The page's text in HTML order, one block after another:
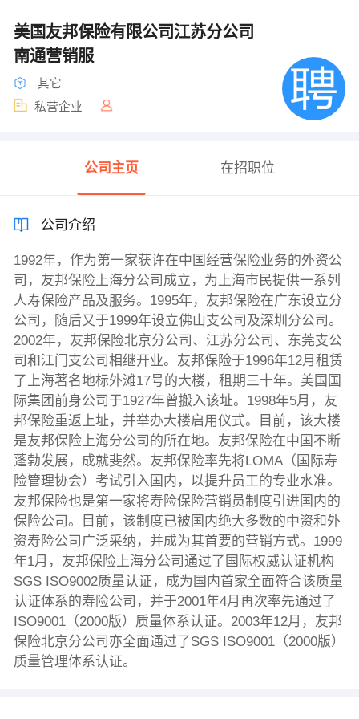
美国友邦保险有限公司江苏分公司
南通营销服
其它
私营企业
公司主页 在招职位
公司介绍
1992年，作为第一家获许在中国经营保险业务的外资公
司，友邦保险上海分公司成立，为上海市民提供一系列
人寿保险产品及服务。1995年，友邦保险在广东设立分
公司，随后又于1999年设立佛山支公司及深圳分公司。
2002年，友邦保险北京分公司、江苏分公司、东莞支公
司和江门支公司相继开业。友邦保险于1996年12月租赁
了上海著名地标外滩17号的大楼，租期三十年。美国国
际集团前身公司于1927年曾搬入该址。1998年5月，友
邦保险重返上址，并举办大楼启用仪式。目前，该大楼
是友邦保险上海分公司的所在地。友邦保险在中国不断
蓬勃发展，成就斐然。友邦保险率先将LOMA（国际寿
险管理协会）考试引入国内，以提升员工的专业水准。
友邦保险也是第一家将寿险保险营销员制度引进国内的
保险公司。目前，该制度已被国内绝大多数的中资和外
资寿险公司广泛采纳，并成为其首要的营销方式。1999
年1月，友邦保险上海分公司通过了国际权威认证机构
SGS ISO9002质量认证，成为国内首家全面符合该质量
认证体系的寿险公司，并于2001年4月再次率先通过了
ISO9001（2000版）质量体系认证。2003年12月，友邦
保险北京分公司亦全面通过了SGS ISO9001（2000版）
质量管理体系认证。